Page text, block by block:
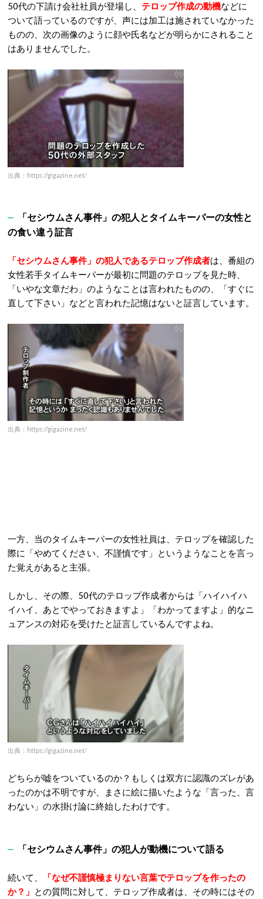
50代の下請け会社社員が登場し、 テロップ作成の動機などに
ついて語っているのですが、声には加工は施されていなかった
ものの、次の画像のように顔や氏名などが明らかにされること
はありませんでした。
出典：https://gigazine.net/
「セシウムさん事件」の犯人とタイムキーパーの女性と
の食い違う証言
「セシウムさん事件」の犯人であるテロップ作成者は、番組の
女性若手タイムキーパーが最初に問題のテロップを見た時、
「いやな文章だわ」のようなことは言われたものの、「すぐに
直して下さい」などと言われた記憶はないと証言しています。
出典：https://gigazine.net/
一方、当のタイムキーパーの女性社員は、テロップを確認した
際に「やめてください、不謹慎です」というようなことを言っ
た覚えがあると主張。
しかし、その際、50代のテロップ作成者からは「ハイハイハ
イハイ、あとでやっておきますよ」「わかってますよ」的なニ
ュアンスの対応を受けたと証言しているんですよね。
出典：https://gigazine.net/
どちらが嘘をついているのか？もしくは双方に認識のズレがあ
ったのかは不明ですが、まさに絵に描いたような「言った、言
わない」の水掛け論に終始したわけです。
「セシウムさん事件」の犯人が動機について語る
続いて、
「なぜ不謹慎極まりない言葉でテロップを作ったの
か？」 との質問に対して、テロップ作成者は、その時にはその